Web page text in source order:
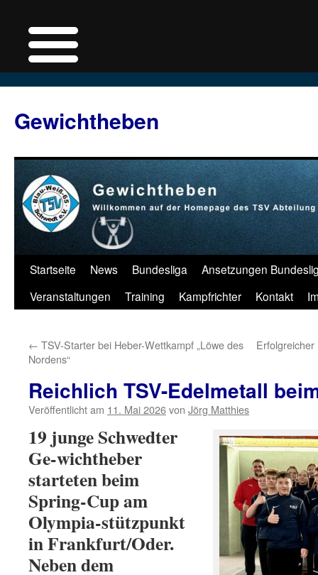
springen
Gewichtheben
Startseite News Bundesliga
Ansetzungen
Veranstaltungen
Training Kampfrichter Kontakt
← TSV-Starter bei Heber-Wettkampf „Löwe des
Nordens“
Reichlich TSV-Edelmetall
Veröffentlicht am 11. Mai 2026von Jörg Matthies
19 junge Schwedter
Ge-wichtheber
starteten beim
Spring-Cup am
Olympia-stützpunkt
in Frankfurt/Oder.
Neben dem